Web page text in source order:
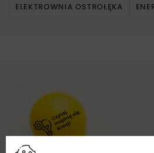
ELEKTROWNIA OSTROŁĘKA